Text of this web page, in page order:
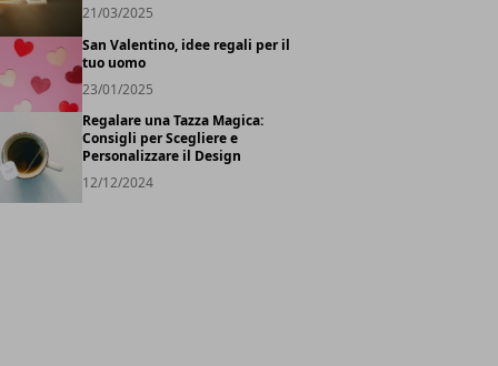
21/03/2025
San Valentino, idee regali per il
tuo uomo
23/01/2025
Regalare una Tazza Magica:
Consigli per Scegliere e
Personalizzare il Design
12/12/2024